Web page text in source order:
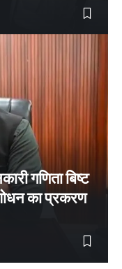
गणिता बिष्ट
का प्रकरण